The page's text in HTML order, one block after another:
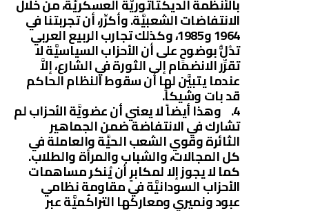
بالأنظمة الديكتاتوريَّة العسكريَّة، من خلال
الانتفاضات الشعبيَّة. وأكرِّر، أن تجربتنا في
1964 و1985، وكذلك تجارب الربيع العربي
تدُلُّ بوضوحٍ على أن الأحزاب السياسيَّة لا
تقرِّر الانضمام إلى الثورة في الشارع، إلاَّ
عندما يتبيَّن لها أن سقوط النظام الحاكم
قد بات وشيكاً.
4. وهذا أيضاً لا يعني أن عضويَّة الأحزاب لم
تشارك في الانتفاضة ضمن الجماهير
الثائرة وقوي الشعب الحيَّة والعاملة في
كل المجالات، والشباب والمرأة والطلاب.
كما لا يجوز إلا لمكابرٍ أن يُنكر مساهمات
الأحزاب السودانيَّة في مقاومة نظامي
عبود ونميري ومعاركها التراكُميَّة عبر